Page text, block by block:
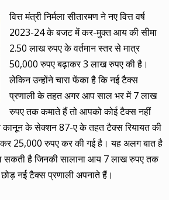
वित्त मंत्री निर्मला सीतारमण ने नए वित्त वर्ष
2023-24 के बजट में कर-मुक्त आय की सीमा
2.50 लाख रुपए के वर्तमान स्तर से मात्र
50,000 रुपए बढ़ाकर 3 लाख रुपए की है।
लेकिन उन्होंने चारा फेंका है कि नई टैक्स
प्रणाली के तहत अगर आप साल भर में 7 लाख
रुपए तक कमाते हैं तो आपको कोई टैक्स नहीं
कानून के सेक्शन 87-ए के तहत टैक्स रियायत की
25,000 रुपए कर की गई है। यह अलग बात है
सकती है जिनकी सालाना आय 7 लाख रुपए तक
नई टैक्स प्रणाली अपनाते हैं।